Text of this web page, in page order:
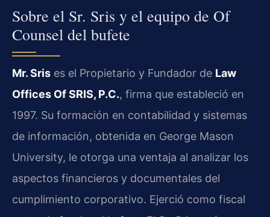
Sobre el Sr. Sris y el equipo de Of
Counsel del bufete
Mr. Sris es el Propietario y Fundador de Law
Offices Of SRIS, P.C., firma que estableció en
1997. Su formación en contabilidad y sistemas
de información, obtenida en George Mason
University, le otorga una ventaja al analizar los
aspectos financieros y documentales del
cumplimiento corporativo. Ejerció como fiscal